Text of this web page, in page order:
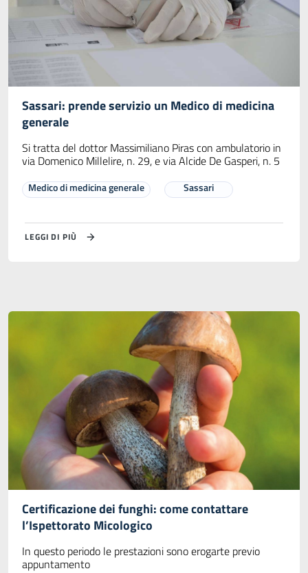
Sassari: prende servizio un Medico di medicina
generale
Si tratta del dottor Massimiliano Piras con ambulatorio in
via Domenico Millelire, n. 29, e via Alcide De Gasperi, n. 5
Medico di medicina generale Sassari
LEGGI DI PIÙ
Certificazione dei funghi: come contattare
l’Ispettorato Micologico
In questo periodo le prestazioni sono erogarte previo
appuntamento